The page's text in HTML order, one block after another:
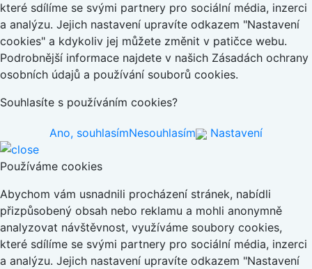
které sdílíme se svými partnery pro sociální média, inzerci
a analýzu. Jejich nastavení upravíte odkazem "Nastavení
cookies" a kdykoliv jej můžete změnit v patičce webu.
Podrobnější informace najdete v našich Zásadách ochrany
osobních údajů a používání souborů cookies.
Souhlasíte s používáním cookies?
Ano, souhlasímNesouhlasím Nastavení
Používáme cookies
Abychom vám usnadnili procházení stránek, nabídli
přizpůsobený obsah nebo reklamu a mohli anonymně
analyzovat návštěvnost, využíváme soubory cookies,
které sdílíme se svými partnery pro sociální média, inzerci
a analýzu. Jejich nastavení upravíte odkazem "Nastavení